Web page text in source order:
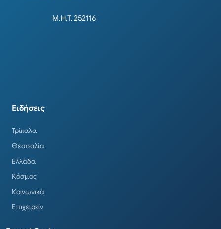
Μ.Η.Τ. 252116
Ειδήσεις
Τρίκαλα
Θεσσαλία
Ελλάδα
Κόσμος
Κοινωνικά
Επιχειρείν